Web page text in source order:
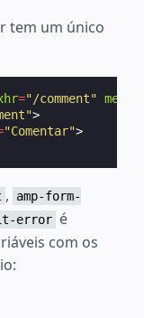
tem um único
="/comment"
>
"Comentar">
,
amp-form-
error é
com os